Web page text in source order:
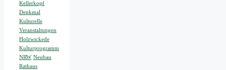
Kellerkopf
Denkmal
Kulturelle
Veranstaltungen
Holzwickede
Kulturprogramm
NRW Neubau
Rathaus